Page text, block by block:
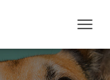
A
V
I